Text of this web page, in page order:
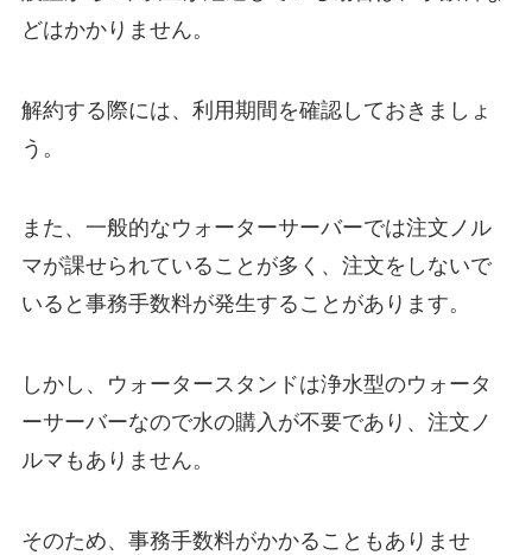
どはかかりません。
解約する際には、利用期間を確認しておきましょ
う。
また、一般的なウォーターサーバーでは注文ノル
マが課せられていることが多く、注文をしないで
いると事務手数料が発生することがあります。
しかし、ウォータースタンドは浄水型のウォータ
ーサーバーなので水の購入が不要であり、注文ノ
ルマもありません。
そのため、事務手数料がかかることもありませ